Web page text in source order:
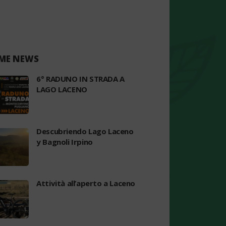
NEWS
6° RADUNO IN STRADA A
LAGO LACENO
Descubriendo Lago Laceno
y Bagnoli Irpino
Attività all’aperto a Laceno